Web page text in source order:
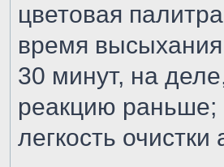
цветовая
время высыхания
30 минут, на
реакцию раньше;
легкость